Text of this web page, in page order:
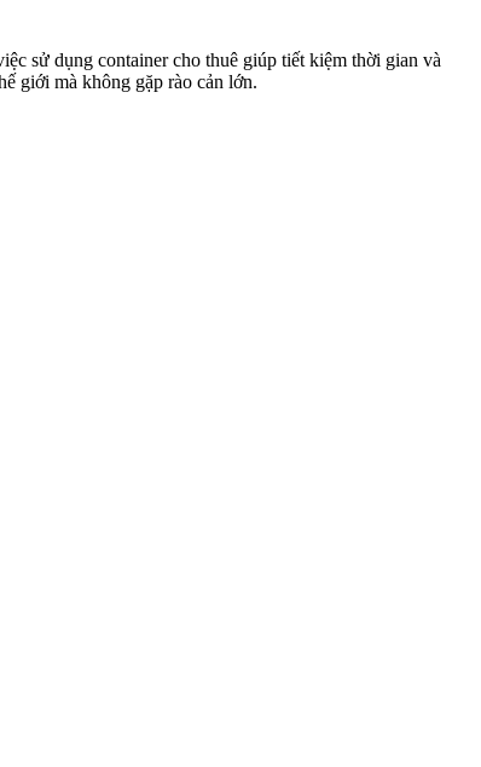
sử dụng container cho thuê giúp tiết kiệm thời gian và
giới mà không gặp rào cản lớn.